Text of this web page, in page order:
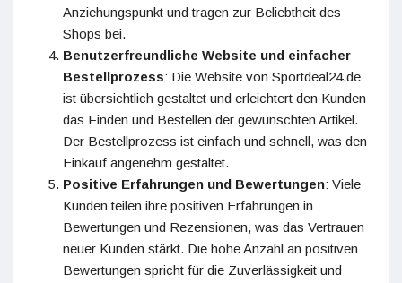
Anziehungspunkt und tragen zur Beliebtheit des
Shops bei​​.
Benutzerfreundliche Website und einfacher
Bestellprozess: Die Website von Sportdeal24.de
ist übersichtlich gestaltet und erleichtert den Kunden
das Finden und Bestellen der gewünschten Artikel.
Der Bestellprozess ist einfach und schnell, was den
Einkauf angenehm gestaltet​​.
Positive Erfahrungen und Bewertungen: Viele
Kunden teilen ihre positiven Erfahrungen in
Bewertungen und Rezensionen, was das Vertrauen
neuer Kunden stärkt. Die hohe Anzahl an positiven
Bewertungen spricht für die Zuverlässigkeit und